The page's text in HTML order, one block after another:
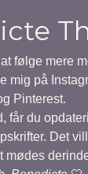
følge mere
mig på
Pinterest.
får du
Det
mødes